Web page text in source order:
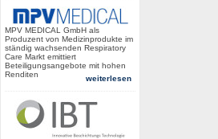
MPV MEDICAL GmbH als
Produzent von Medizinprodukte im
ständig wachsenden Respiratory
Care Markt emittiert
Beteiligungsangebote mit hohen
Renditen
weiterlesen